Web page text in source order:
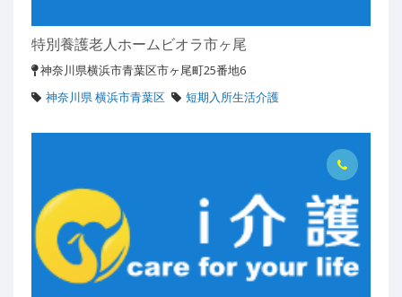
特別養護老人ホームビオラ市ヶ尾
神奈川県横浜市青葉区市ヶ尾町25番地6
神奈川県 横浜市青葉区
短期入所生活介護